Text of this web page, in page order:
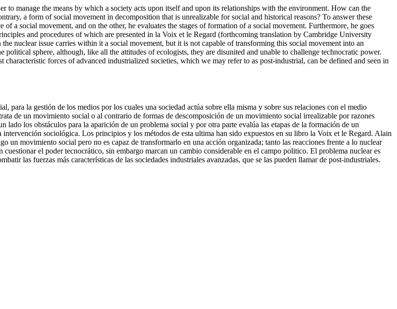
to manage the means by which a society acts upon itself and upon its relationships with the environment. How can the
a form of social movement in decomposition that is unrealizable for social and historical reasons? To answer these
a social movement, and on the other, he evaluates the stages of formation of a social movement. Furthermore, he goes
and procedures of which are presented in la Voix et le Regard (forthcoming translation by Cambridge University
nuclear issue carries within it a social movement, but it is not capable of transforming this social movement into an
political sphere, although, like all the attitudes of ecologists, they are disunited and unable to challenge technocratic power.
forces of advanced industrialized societies, which we may refer to as post-industrial, can be defined and seen in
para la gestión de los medios por los cuales una sociedad actúa sobre ella misma y sobre sus relaciones con el medio
de un movimiento social o al contrario de formas de descomposición de un movimiento social irrealizable por razones
lado los obstáculos para la aparición de un problema social y por otra parte evalúa las etapas de la formación de un
sociológica. Los principios y los métodos de esta ultima han sido expuestos en su libro la Voix et le Regard. Alain
un movimiento social pero no es capaz de transformarlo en una acción organizada; tanto las reacciones frente a lo nuclear
el poder tecnocrático, sin embargo marcan un cambio considerable en el campo politico. El problema nuclear es
las fuerzas más características de las sociedades industriales avanzadas, que se las pueden llamar de post-industriales.